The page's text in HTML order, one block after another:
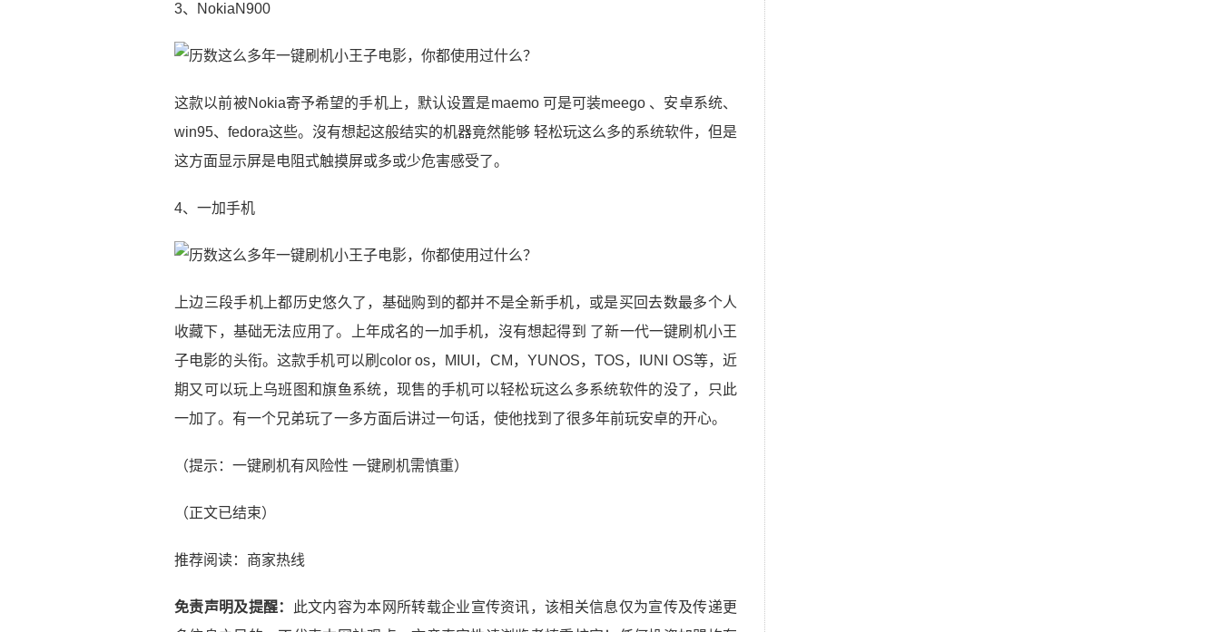
3、NokiaN900
这款以前被Nokia寄予希望的手机上，默认设置是maemo 可是可装meego 、安卓系统、
win95、fedora这些。沒有想起这般结实的机器竟然能够 轻松玩这么多的系统软件，但是
这方面显示屏是电阻式触摸屏或多或少危害感受了。
4、一加手机
上边三段手机上都历史悠久了，基础购到的都并不是全新手机，或是买回去数最多个人
收藏下，基础无法应用了。上年成名的一加手机，沒有想起得到 了新一代一键刷机小王
子电影的头衔。这款手机可以刷color os，MIUI，CM，YUNOS，TOS，IUNI OS等，近
期又可以玩上乌班图和旗鱼系统，现售的手机可以轻松玩这么多系统软件的没了，只此
一加了。有一个兄弟玩了一多方面后讲过一句话，使他找到了很多年前玩安卓的开心。
（提示：一键刷机有风险性 一键刷机需慎重）
（正文已结束）
推荐阅读： 商家热线
免责声明及提醒：
此文内容为本网所转载企业宣传资讯，该相关信息仅为宣传及传递更